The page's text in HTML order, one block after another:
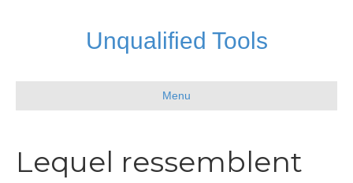
Unqualified Tools
Menu
Lequel ressemblent